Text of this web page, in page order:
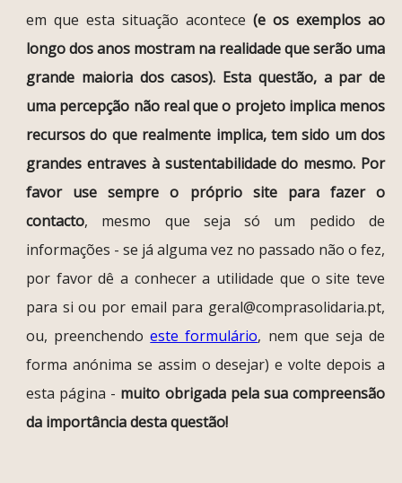
em que esta situação acontece (e os exemplos ao
longo dos anos mostram na realidade que serão uma
grande maioria dos casos). Esta questão, a par de
uma percepção não real que o projeto implica menos
recursos do que realmente implica, tem sido um dos
grandes entraves à sustentabilidade do mesmo. Por
favor use sempre o próprio site para fazer o
contacto, mesmo que seja só um pedido de
informações - se já alguma vez no passado não o fez,
por favor dê a conhecer a utilidade que o site teve
para si ou por email para geral@comprasolidaria.pt,
ou, preenchendoeste formulário, nem que seja de
forma anónima se assim o desejar) e volte depois a
esta página - muito obrigada pela sua compreensão
da importância desta questão!